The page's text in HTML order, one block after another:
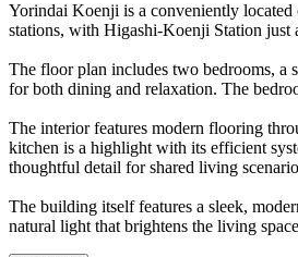
Yorindai Koenji is a conveniently
stations, with Higashi-Koenji Station just
The floor plan includes two bedrooms, a
for both dining and relaxation. The
The interior features modern flooring
kitchen is a highlight with its efficient
thoughtful detail for shared living
The building itself features a sleek,
natural light that brightens the living